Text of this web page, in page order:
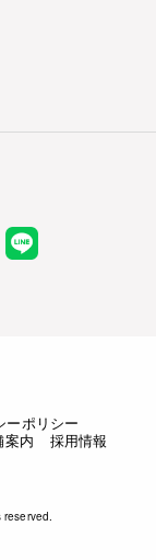
ーポリシー
案内 採用情報
reserved.